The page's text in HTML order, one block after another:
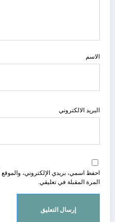
الاسم
البريد الالكتروني
احفظ اسمي، بريدي الإلكتروني،
المرة المقبلة في تعليقي.